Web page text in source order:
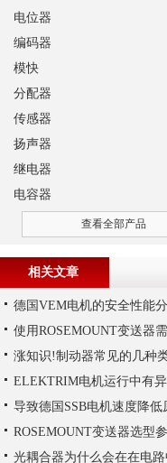
电位器
编码器
模快
分配器
传感器
扬声器
继电器
电容器
查看全部产品
相关文章
德国VEM电机的安全性能
涨知识!制动器常见的几种
ROSEMOUNT变送器选型